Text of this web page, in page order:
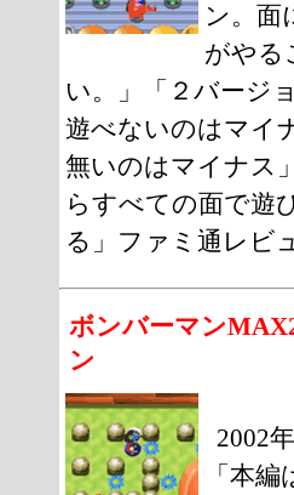
ン。面
がやる
い。」「２バージ
遊べないのはマイ
無いのはマイナス
らすべての面で遊
る」ファミ通レビ
ボンバーマン
ン
2002
「本